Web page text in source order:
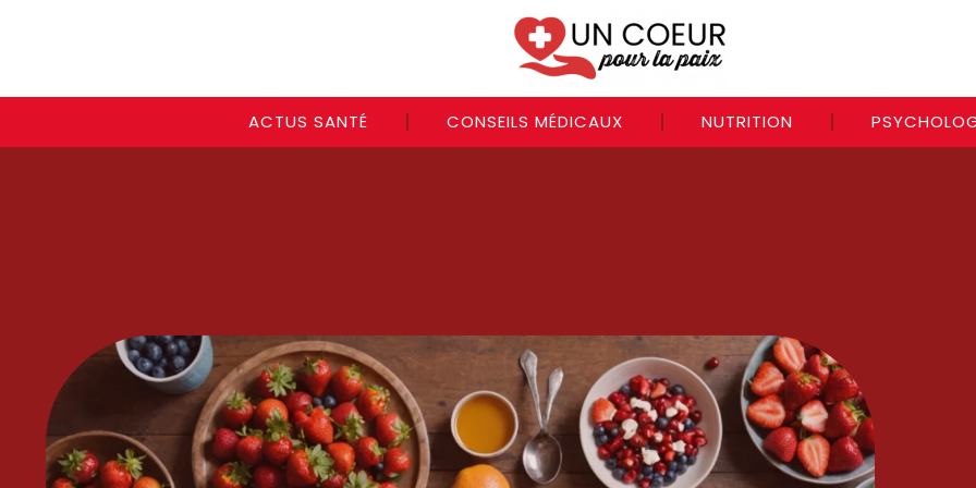
ACTUS SANTÉ CONSEILS MÉDICAUX NUTRITION